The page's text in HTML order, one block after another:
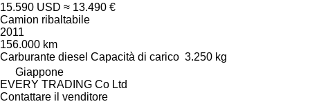
15.590 USD ≈ 13.490 €
Camion ribaltabile
2011
156.000 km
Carburante diesel Capacità di carico 3.250 kg
Giappone
EVERY TRADING Co Ltd
Contattare il venditore